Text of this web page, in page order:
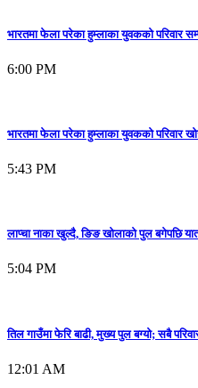
भारतमा फेला परेका हुम्लाका युवकको परिवार
6:00 PM
भारतमा फेला परेका हुम्लाका युवकको परिवार
5:43 PM
लाप्चा नाका खुल्दै, ङिङ खोलाको पुल बगेपछि
5:04 PM
तिल गाउँमा फेरि बाढी, मुख्य पुल बग्यो; सबै
12:01 AM